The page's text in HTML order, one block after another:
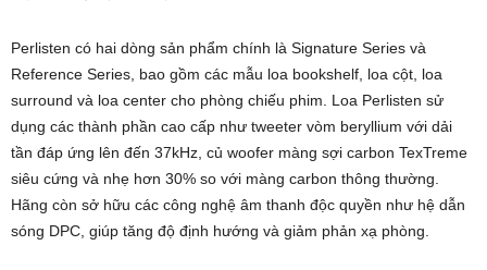
Perlisten có hai dòng sản phẩm chính là Signature Series và
Reference Series, bao gồm các mẫu loa bookshelf, loa cột, loa
surround và loa center cho phòng chiếu phim. Loa Perlisten sử
dụng các thành phần cao cấp như tweeter vòm beryllium với dải
tần đáp ứng lên đến 37kHz, củ woofer màng sợi carbon TexTreme
siêu cứng và nhẹ hơn 30% so với màng carbon thông thường.
Hãng còn sở hữu các công nghệ âm thanh độc quyền như hệ dẫn
sóng DPC, giúp tăng độ định hướng và giảm phản xạ phòng.